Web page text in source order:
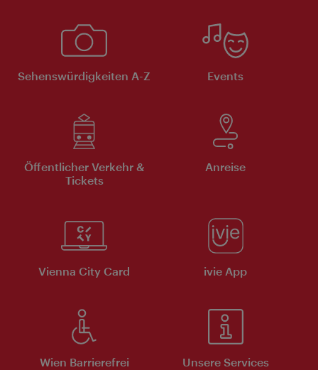
Sehenswürdigkeiten A-Z Events
Öffentlicher Verkehr &
Tickets
Anreise
Vienna City Card ivie App
Wien Barrierefrei Unsere Services